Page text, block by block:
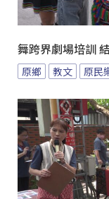
舞跨界劇場培訓
原鄉 教文 原民